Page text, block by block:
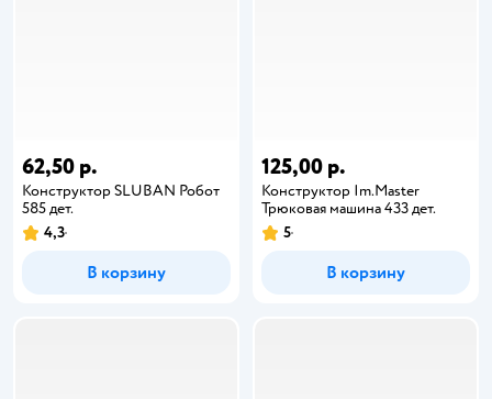
62,50 р.
Конструктор SLUBAN Робот
585 дет.
4,3
В корзину
125,00 р.
Конструктор Im.Master
Трюковая машина 433 дет.
5
В корзину